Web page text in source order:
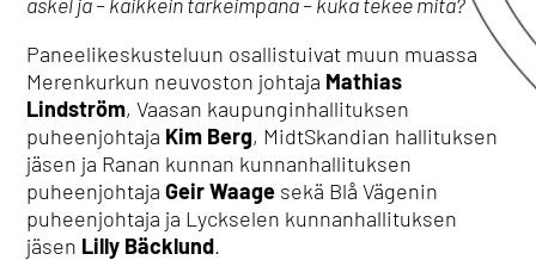
Paneelikeskusteluun osallistuivat muun muassa
Merenkurkun neuvoston johtaja Mathias
Lindström, Vaasan kaupunginhallituksen
puheenjohtaja Kim Berg, MidtSkandian hallituksen
jäsen ja Ranan kunnan kunnanhallituksen
puheenjohtajaGeir Waage sekä Blå Vägenin
puheenjohtaja ja Lyckselen kunnanhallituksen
jäsen Lilly Bäcklund.